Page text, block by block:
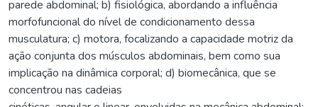
parede abdominal; b) fisiológica, abordando a influência
morfofuncional do nível de condicionamento dessa
musculatura; c) motora, focalizando a capacidade motriz da
ação conjunta dos músculos abdominais, bem como sua
implicação na dinâmica corporal; d) biomecânica, que se
concentrou nas cadeias